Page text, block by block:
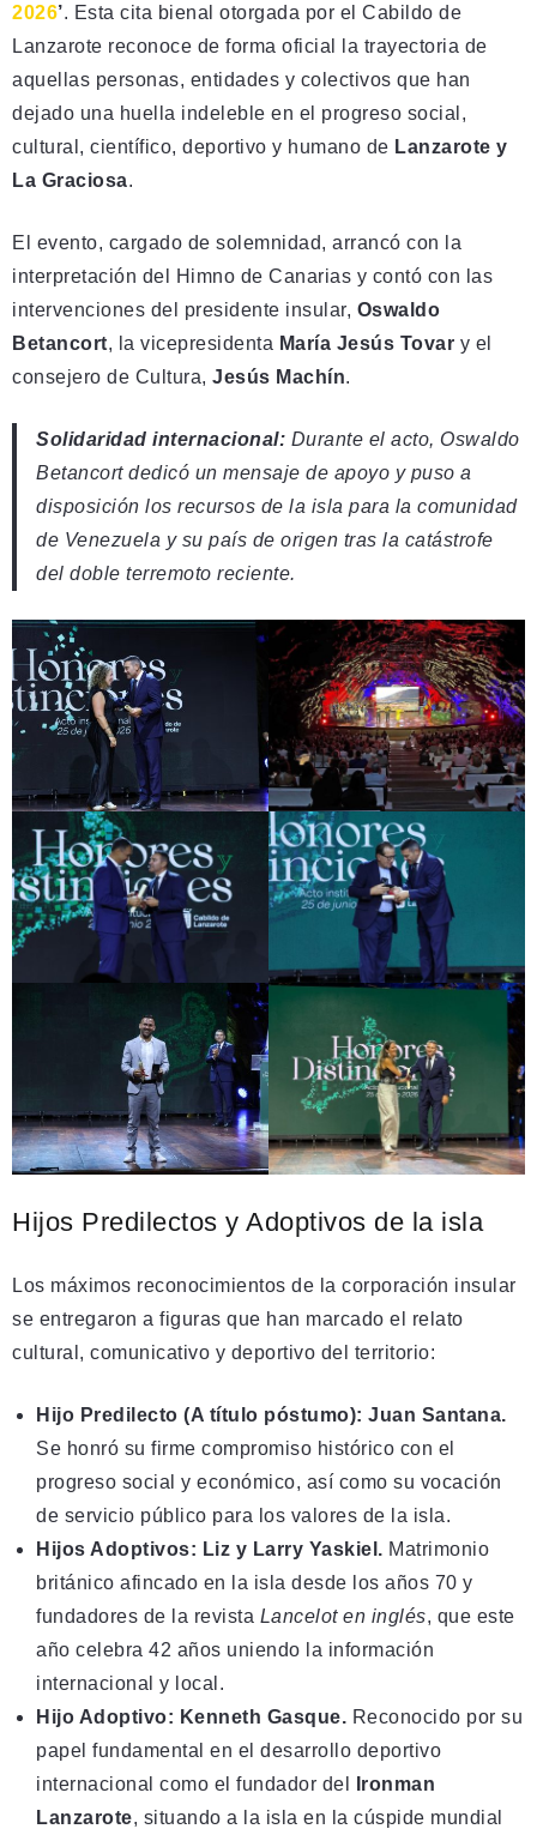
2026’. Esta cita bienal otorgada por el Cabildo de
Lanzarote reconoce de forma oficial la trayectoria de
aquellas personas, entidades y colectivos que han
dejado una huella indeleble en el progreso social,
cultural, científico, deportivo y humano de Lanzarote y
La Graciosa.
El evento, cargado de solemnidad, arrancó con la
interpretación del Himno de Canarias y contó con las
intervenciones del presidente insular, Oswaldo
Betancort, la vicepresidenta María Jesús Tovar y el
consejero de Cultura, Jesús Machín.
Solidaridad internacional: Durante el acto, Oswaldo
Betancort dedicó un mensaje de apoyo y puso a
disposición los recursos de la isla para la comunidad
de Venezuela y su país de origen tras la catástrofe
del doble terremoto reciente.
Hijos Predilectos y Adoptivos de la isla
Los máximos reconocimientos de la corporación insular
se entregaron a figuras que han marcado el relato
cultural, comunicativo y deportivo del territorio:
Hijo Predilecto (A título póstumo): Juan Santana.
Se honró su firme compromiso histórico con el
progreso social y económico, así como su vocación
de servicio público para los valores de la isla.
Hijos Adoptivos: Liz y Larry Yaskiel. Matrimonio
británico afincado en la isla desde los años 70 y
fundadores de la revista Lancelot en inglés, que este
año celebra 42 años uniendo la información
internacional y local.
Hijo Adoptivo: Kenneth Gasque. Reconocido por su
papel fundamental en el desarrollo deportivo
internacional como el fundador del
Ironman
Lanzarote, situando a la isla en la cúspide mundial